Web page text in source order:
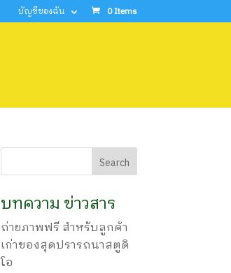
บัญชีของฉัน 0 Items
บทความ ข่าวสาร
ถ่ายภาพฟรี สำหรับลูกค้า
เก่าของสุดปรารถนาสตูดิ
โอ